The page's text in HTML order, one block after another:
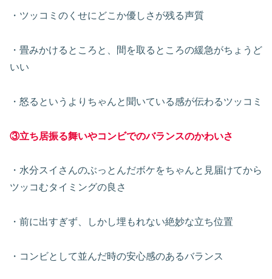
・ツッコミのくせにどこか優しさが残る声質
・畳みかけるところと、間を取るところの緩急がちょうど
いい
・怒るというよりちゃんと聞いている感が伝わるツッコミ
③立ち居振る舞いやコンビでのバランスのかわいさ
・水分スイさんのぶっとんだボケをちゃんと見届けてから
ツッコむタイミングの良さ
・前に出すぎず、しかし埋もれない絶妙な立ち位置
・コンビとして並んだ時の安心感のあるバランス